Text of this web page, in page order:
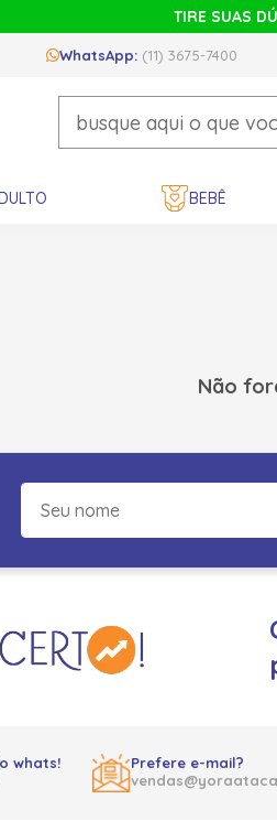
TIRE SUAS
WhatsApp: (11) 3675-7400
BEBÊ
Não
whats!
Prefere e-mail?